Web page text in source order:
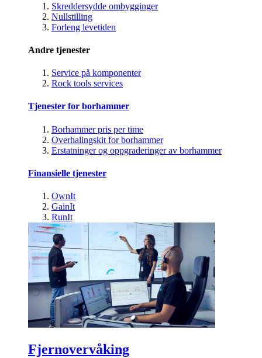
Skreddersydde ombygginger
Nullstilling
Forleng levetiden
Andre tjenester
Service på komponenter
Rock tools services
Tjenester for borhammer
Borhammer pris per time
Overhalingskit for borhammer
Erstatninger og oppgraderinger av borhammer
Finansielle tjenester
OwnIt
GainIt
RunIt
Fjernovervåking